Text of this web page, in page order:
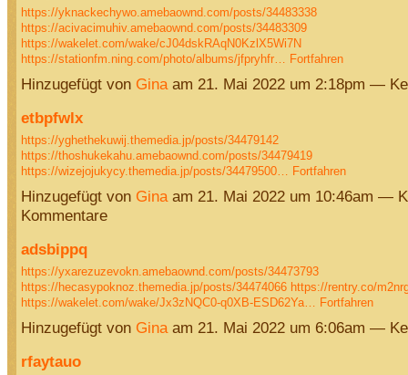
https://yknackechywo.amebaownd.com/posts/34483338
https://acivacimuhiv.amebaownd.com/posts/34483309
https://wakelet.com/wake/cJ04dskRAqN0KzlX5Wi7N
https://stationfm.ning.com/photo/albums/jfpryhfr…
Fortfahren
Hinzugefügt von Ginaam 21. Mai 2022 um 2:18pm —
etbpfwlx
https://yghethekuwij.themedia.jp/posts/34479142
https://thoshukekahu.amebaownd.com/posts/34479419
https://wizejojukycy.themedia.jp/posts/34479500…
Fortfahren
Hinzugefügt von Ginaam 21. Mai 2022 um 10:46am —
Kommentare
adsbippq
https://yxarezuzevokn.amebaownd.com/posts/34473793
https://hecasypoknoz.themedia.jp/posts/34474066 https://rentry.co/
https://wakelet.com/wake/Jx3zNQC0-q0XB-ESD62Ya…
Fortfahren
Hinzugefügt von Ginaam 21. Mai 2022 um 6:06am —
rfaytauo